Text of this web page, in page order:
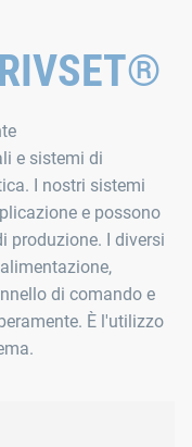
e sistemi di
I nostri sistemi
e possono
produzione. I diversi
di comando e
È l'utilizzo